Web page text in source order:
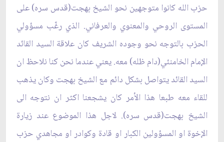
حزب الله كانوا متوجهين نحو الشيخ بهجت(قدس سره) على
المستوى الروحي والمعنوي والعرفاني. الذي رغّب مسؤولي
الحزب بالتوجه نحو وجوده الشريف كان علاقة السيد القائد
الإمام الخامنئي(دام ظله) معه. يعني عندما نحن كنا نلاحظ ان
السيد القائد يتواصل بشكل دائم مع الشيخ بهجت وكان يذهب
للقاء معه طبعا هذا الأمر كان يشجعنا اكثر ان نتوجه الى
الشيخ بهجت(قدس سره). لاجل هذا الموضوع عند زيارة
الإخوة او المسؤولين الكبار او قادة وكوادر او مجاهدي حزب